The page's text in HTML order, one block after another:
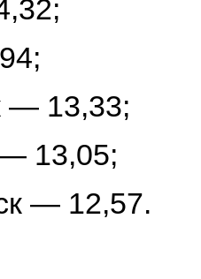
— 13,33;
13,05;
— 12,57.